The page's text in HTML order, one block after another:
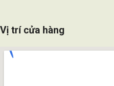
Vị trí cửa hàng